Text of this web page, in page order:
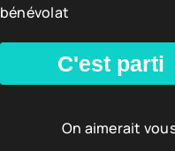
bénévolat
C'est parti
On aimerait